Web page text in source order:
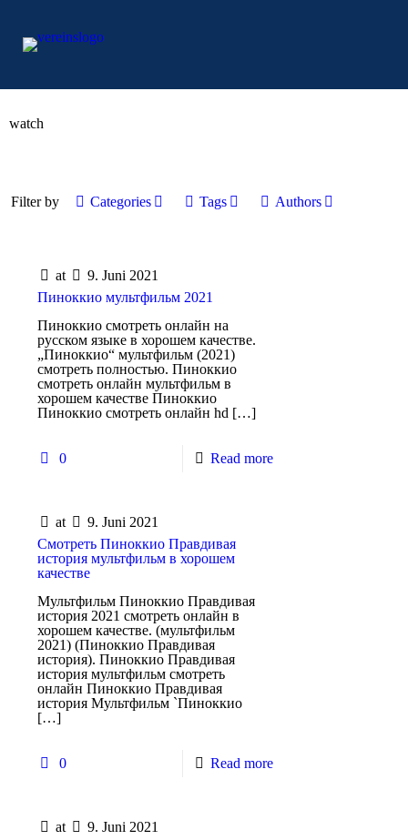
watch
Filter by Categories Tags Authors
at
9. Juni 2021
Пиноккио мультфильм 2021
Пиноккио смотреть онлайн на
русском языке в хорошем качестве.
„Пиноккио“ мультфильм (2021)
смотреть полностью. Пиноккио
смотреть онлайн мультфильм в
хорошем качестве Пиноккио
Пиноккио смотреть онлайн hd […]
0 Read more
at
9. Juni 2021
Смотреть Пиноккио Правдивая
история мультфильм в хорошем
качестве
Мультфильм Пиноккио Правдивая
история 2021 смотреть онлайн в
хорошем качестве. (мультфильм
2021) (Пиноккио Правдивая
история). Пиноккио Правдивая
история мультфильм смотреть
онлайн Пиноккио Правдивая
история Мультфильм `Пиноккио
[…]
0 Read more
at
9. Juni 2021